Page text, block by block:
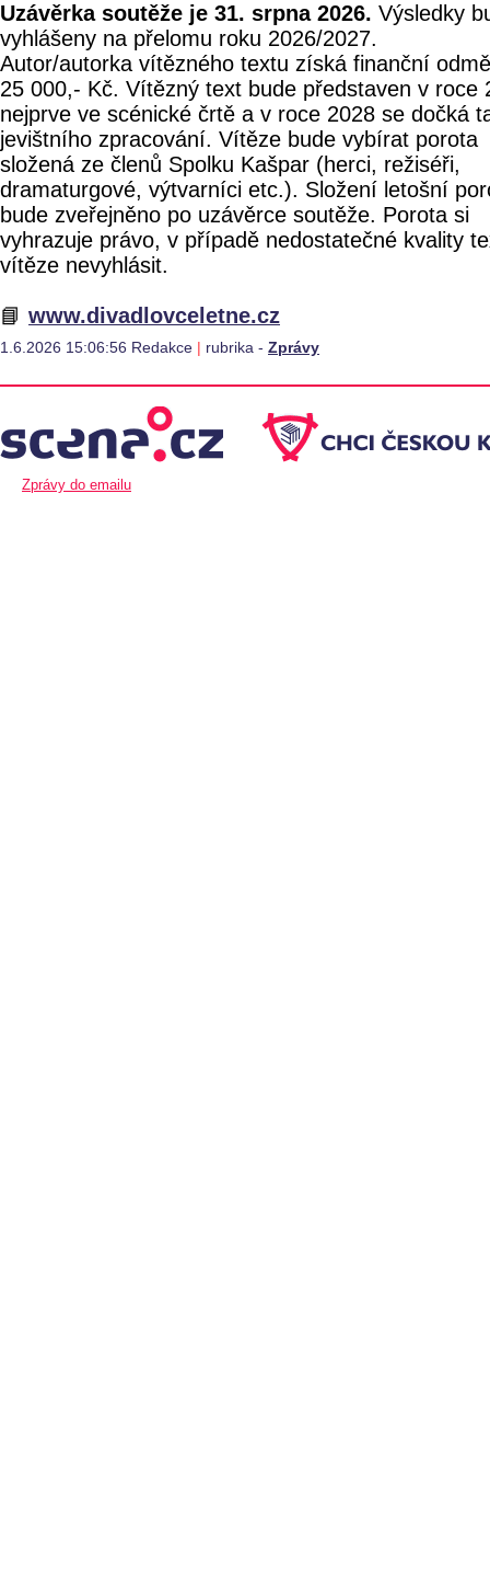
Uzávěrka soutěže je 31. srpna 2026. Výsledky
vyhlášeny na přelomu roku 2026/2027.
Autor/autorka vítězného textu získá finanční
25 000,- Kč. Vítězný text bude představen v roce
nejprve ve scénické črtě a v roce 2028 se dočká
jevištního zpracování. Vítěze bude vybírat porota
složená ze členů Spolku Kašpar (herci, režiséři,
dramaturgové, výtvarníci etc.). Složení letošní
bude zveřejněno po uzávěrce soutěže. Porota si
vyhrazuje právo, v případě nedostatečné kvality
vítěze nevyhlásit.
📘 www.divadlovceletne.cz
1.6.2026 15:06:56 Redakce rubrika - Zprávy
Zprávy do emailu